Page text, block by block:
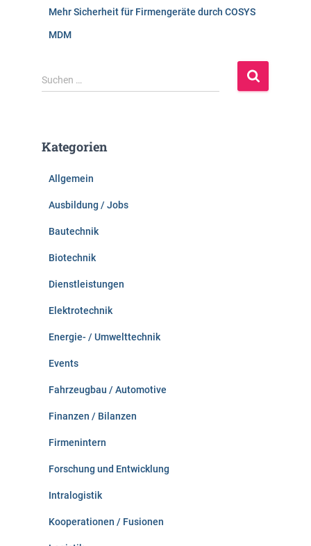
Mehr Sicherheit für Firmengeräte durch COSYS
MDM
S
u
n
Suchen …
Kategorien
Allgemein
Ausbildung / Jobs
Bautechnik
Biotechnik
Dienstleistungen
Elektrotechnik
Energie- / Umwelttechnik
Events
Fahrzeugbau / Automotive
Finanzen / Bilanzen
Firmenintern
Forschung und Entwicklung
Intralogistik
Kooperationen / Fusionen